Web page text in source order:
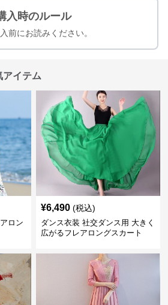
入時のルール
前にお読みください。
アイテム
ロン
¥6,490 (税込)
ダンス衣装 社交ダンス用 大きく
広がるフレアロングスカート